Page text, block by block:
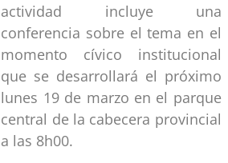
actividad incluye una
conferencia sobre el tema en el
momento cívico institucional
que se desarrollará el próximo
lunes 19 de marzo en el parque
central de la cabecera provincial
a las 8h00.